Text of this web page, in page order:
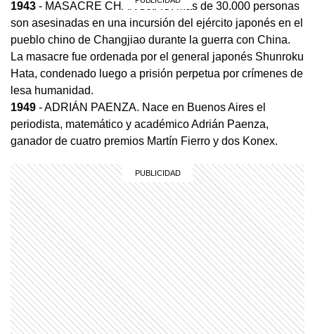
1943 - MASACRE CHANGJIAO. Más de 30.000 personas
son asesinadas en una incursión del ejército japonés en el
pueblo chino de Changjiao durante la guerra con China.
La masacre fue ordenada por el general japonés Shunroku
Hata, condenado luego a prisión perpetua por crímenes de
lesa humanidad.
1949 - ADRIÁN PAENZA. Nace en Buenos Aires el
periodista, matemático y académico Adrián Paenza,
ganador de cuatro premios Martín Fierro y dos Konex.